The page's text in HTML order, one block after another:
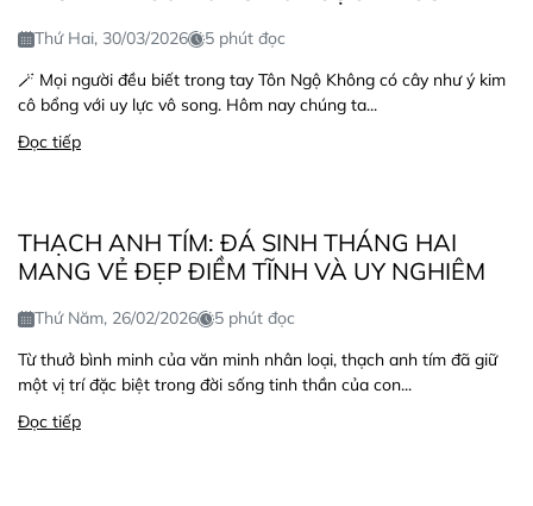
Thứ Hai, 30/03/2026
5 phút đọc
🪄 Mọi người đều biết trong tay Tôn Ngộ Không có cây như ý kim
cô bổng với uy lực vô song. Hôm nay chúng ta...
Đọc tiếp
THẠCH ANH TÍM: ĐÁ SINH THÁNG HAI
MANG VẺ ĐẸP ĐIỀM TĨNH VÀ UY NGHIÊM
Thứ Năm, 26/02/2026
5 phút đọc
Từ thưở bình minh của văn minh nhân loại, thạch anh tím đã giữ
một vị trí đặc biệt trong đời sống tinh thần của con...
Đọc tiếp